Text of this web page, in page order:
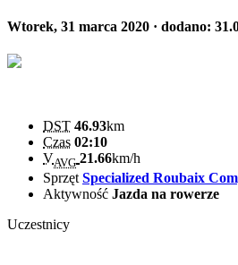
Wtorek, 31 marca 2020 · dodano:
DST 46.93km
Czas 02:10
VAVG 21.66km/h
Sprzęt Specialized Roubaix
Aktywność Jazda na rowerze
Uczestnicy